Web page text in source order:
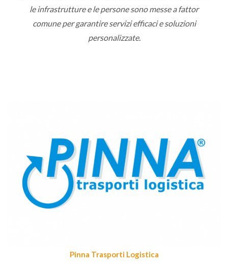
le infrastrutture e le persone sono messe a fattor
comune per garantire servizi efficaci e soluzioni
personalizzate.
Pinna Trasporti Logistica